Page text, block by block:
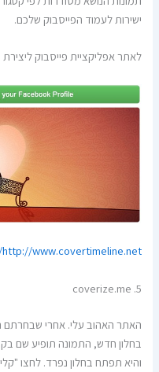
ישירות לעמוד הפייסבוק שלכם.
לאתר אפליקציית פייסבוק
http://www.covertimeline.net/
5. coverize.me
האתר האהוב עלי. אחרי
בחלון חדש, התמונה תופיע שם
והיא תפתח בחלון נפרד. לחצו